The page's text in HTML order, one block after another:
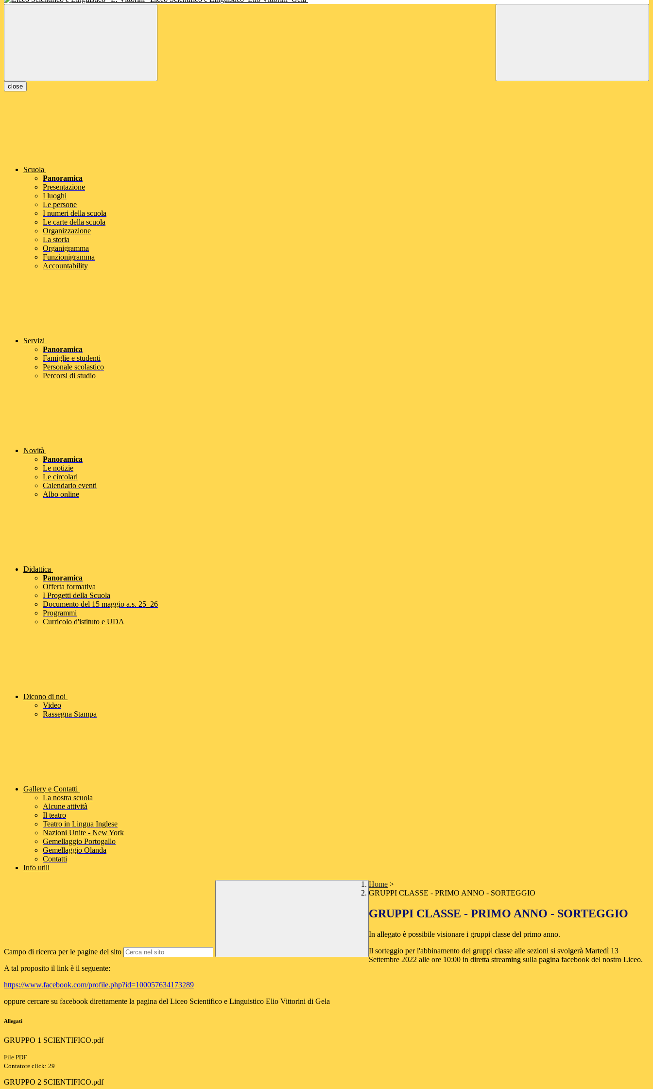
close
Scuola
Panoramica
Presentazione
I luoghi
Le persone
I numeri della scuola
Le carte della scuola
Organizzazione
La storia
Organigramma
Funzionigramma
Accountability
Servizi
Panoramica
Famiglie e studenti
Personale scolastico
Percorsi di studio
Novità
Panoramica
Le notizie
Le circolari
Calendario eventi
Albo online
Didattica
Panoramica
Offerta formativa
I Progetti della Scuola
Documento del 15 maggio a.s. 25_26
Programmi
Curricolo d'istituto e UDA
Dicono di noi
Video
Rassegna Stampa
Gallery e Contatti
La nostra scuola
Alcune attività
Il teatro
Teatro in Lingua Inglese
Nazioni Unite - New York
Gemellaggio Portogallo
Gemellaggio Olanda
Contatti
Info utili
Campo di ricerca per le pagine del sito
Home >
GRUPPI CLASSE - PRIMO ANNO - SORTEGGIO
GRUPPI CLASSE - PRIMO ANNO - SORTEGGIO
In allegato è possibile visionare i gruppi classe del primo anno.
Il sorteggio per l'abbinamento dei gruppi classe alle sezioni si svolgerà Martedì 13
Settembre 2022 alle ore 10:00 in diretta streaming sulla pagina facebook del nostro Liceo.
A tal proposito il link è il seguente:
https://www.facebook.com/profile.php?id=100057634173289
oppure cercare su facebook direttamente la pagina del Liceo Scientifico e Linguistico Elio Vittorini di Gela
Allegati
GRUPPO 1 SCIENTIFICO.pdf
File PDF
Contatore click: 29
GRUPPO 2 SCIENTIFICO.pdf